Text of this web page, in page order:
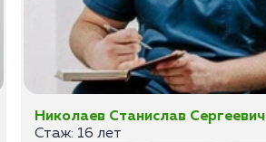
Николаев Станислав Сергеевич
Стаж: 16 лет